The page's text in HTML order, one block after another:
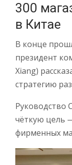
300
в Китае
В конце
президент
Xiang)
стратегию
Руководство
чёткую цель
фирменных